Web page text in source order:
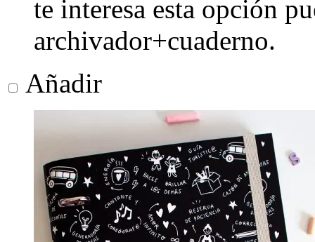
te interesa esta opción
archivador+cuaderno.
Añadir